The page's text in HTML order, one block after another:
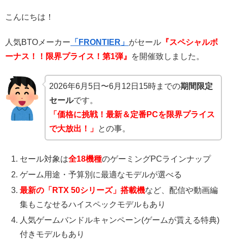
こんにちは！
人気BTOメーカー 「FRONTIER」 がセール 『スペシャルボ
ーナス！！限界プライス！第1弾』
を開催致しました。
2026年6月5日〜6月12日15時までの期間限定
セールです。
「価格に挑戦！最新＆定番PCを限界プライス
で大放出！」 との事。
セール対象は全18機種のゲーミングPCラインナップ
ゲーム用途・予算別に最適なモデルが選べる
最新の「RTX 50シリーズ」搭載機など、配信や動画編
集もこなせるハイスペックモデルもあり
人気ゲームバンドルキャンペーン(ゲームが貰える特典)
付きモデルもあり